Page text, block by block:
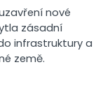
nové
zásadní
infrastruktury a
země.